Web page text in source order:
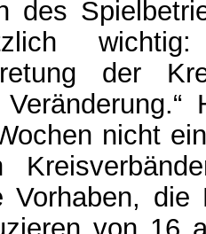
des
der
nicht
Vorhaben,
von 16